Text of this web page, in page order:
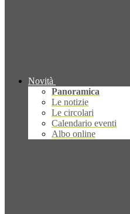
Novità
Panoramica
Le notizie
Le circolari
Calendario eventi
Albo online